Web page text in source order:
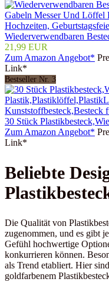
Wiederverwendbaren
21,99 EUR
Zum Amazon Angebot*
Link*
Bestseller Nr. 3
30 Stück
Zum Amazon Angebot*
Link*
Beliebte
Die Qualität von
zugenommen, und es gibt
Gefühl hochwertige
konkurrieren können.
als Trend etabliert. Hier
goldfarbenem